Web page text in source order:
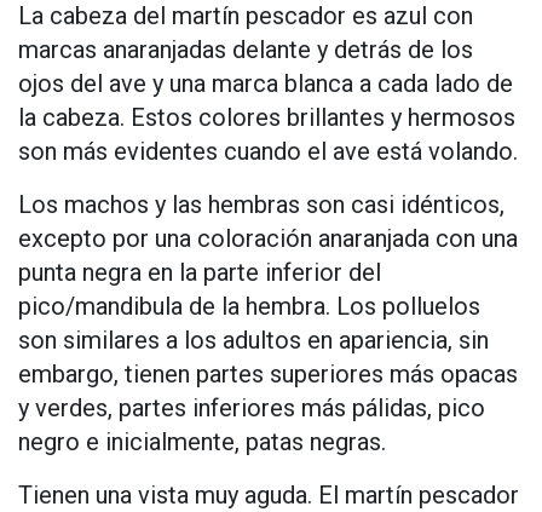
La cabeza del martín pescador es azul con
marcas anaranjadas delante y detrás de los
ojos del ave y una marca blanca a cada lado de
la cabeza. Estos colores brillantes y hermosos
son más evidentes cuando el ave está volando.
Los machos y las hembras son casi idénticos,
excepto por una coloración anaranjada con una
punta negra en la parte inferior del
pico/mandibula de la hembra. Los polluelos
son similares a los adultos en apariencia, sin
embargo, tienen partes superiores más opacas
y verdes, partes inferiores más pálidas, pico
negro e inicialmente, patas negras.
Tienen una vista muy aguda. El martín pescador